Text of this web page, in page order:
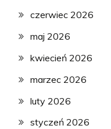
czerwiec 2026
maj 2026
kwiecień 2026
marzec 2026
luty 2026
styczeń 2026